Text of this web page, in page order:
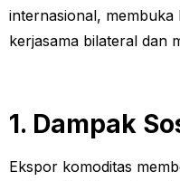
internasional,
kerjasama bilateral dan
1. Dampak
Ekspor komoditas